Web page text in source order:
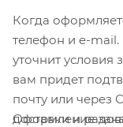
Когда
телефон и e-
уточнит условия
вам придет
почту или через
доставки и
Оформление